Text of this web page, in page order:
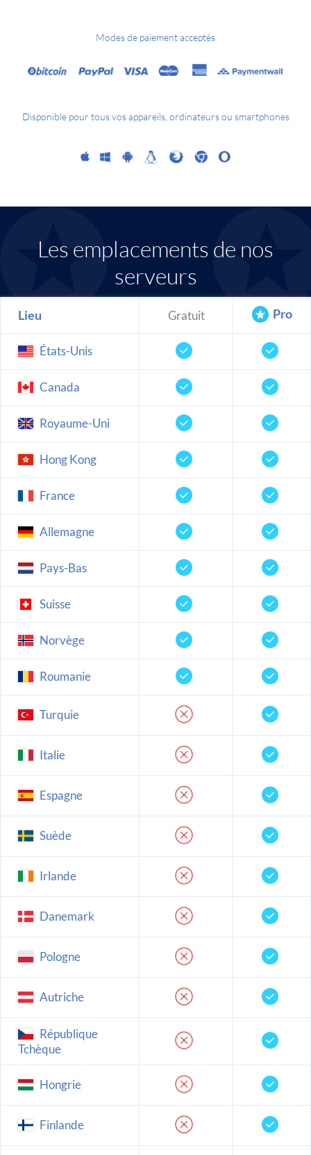
Modes de paiement acceptés
Disponible pour tous vos appareils, ordinateurs ou smartphones
Les emplacements de nos
serveurs
Lieu Gratuit Pro
États-Unis
Canada
Royaume-Uni
Hong Kong
France
Allemagne
Pays-Bas
Suisse
Norvège
Roumanie
Turquie
Italie
Espagne
Suède
Irlande
Danemark
Pologne
Autriche
République
Tchèque
Hongrie
Finlande